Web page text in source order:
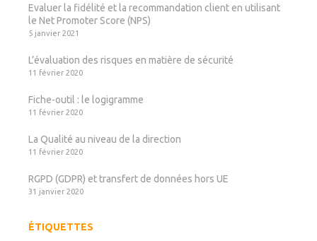
Evaluer la fidélité et la recommandation client en utilisant
le Net Promoter Score (NPS)
5 janvier 2021
L’évaluation des risques en matière de sécurité
11 février 2020
Fiche-outil : le logigramme
11 février 2020
La Qualité au niveau de la direction
11 février 2020
RGPD (GDPR) et transfert de données hors UE
31 janvier 2020
ÉTIQUETTES